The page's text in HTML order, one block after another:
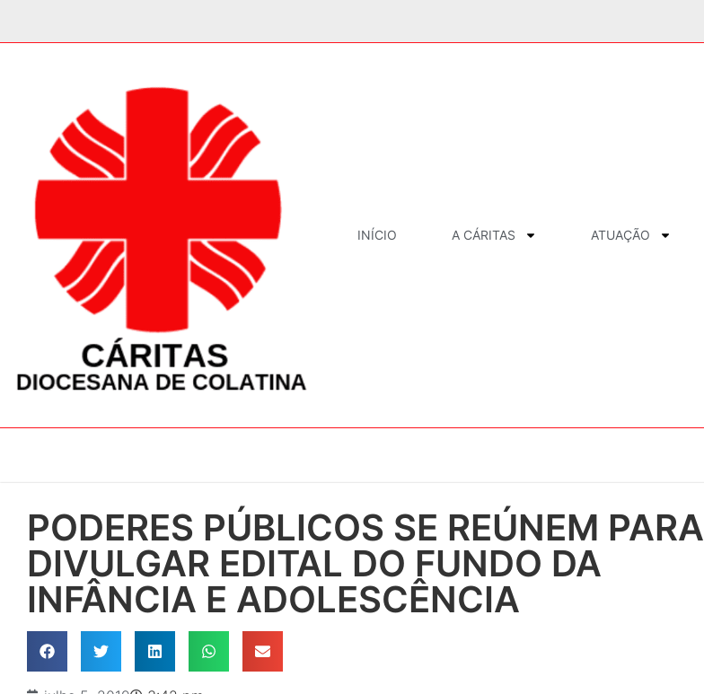
INÍCIO A CÁRITAS ATUAÇÃO
PODERES PÚBLICOS SE REÚNEM PARA
DIVULGAR EDITAL DO FUNDO DA
INFÂNCIA E ADOLESCÊNCIA